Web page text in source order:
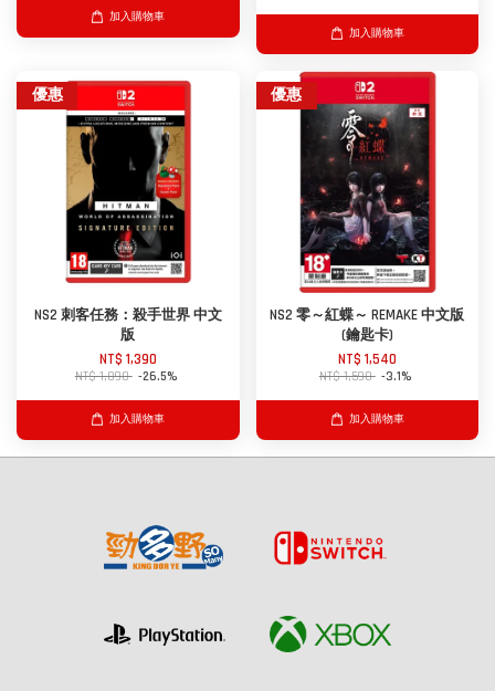
加入購物車
加入購物車
優惠
NS2 刺客任務：殺手世界 中文
版
NT$ 1,390
NT$ 1,890 -26.5%
加入購物車
優惠
NS2 零～紅蝶～ REMAKE 中文版
(鑰匙卡)
NT$ 1,540
NT$ 1,590 -3.1%
加入購物車